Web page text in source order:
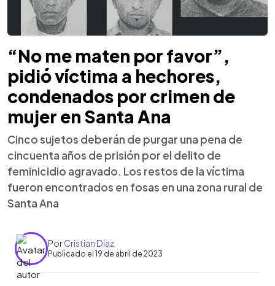
“No me maten por favor”,
pidió víctima a hechores,
condenados por crimen de
mujer en Santa Ana
Cinco sujetos deberán de purgar una pena de
cincuenta años de prisión por el delito de
feminicidio agravado. Los restos de la víctima
fueron encontrados en fosas en una zona rural de
Santa Ana
PorCristian Díaz
Publicado el 19 de abril de 2023